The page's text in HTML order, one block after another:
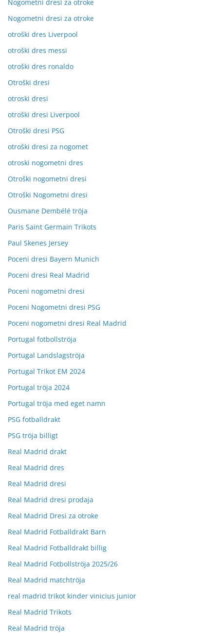
Nogometni dresi za otroke
Nogometni dresi za otroke
otroški dres Liverpool
otroški dres messi
otroški dres ronaldo
Otroški dresi
otroski dresi
otroški dresi Liverpool
Otroški dresi PSG
otroški dresi za nogomet
otroski nogometni dres
Otroški nogometni dresi
Otroški Nogometni dresi
Ousmane Dembélé tröja
Paris Saint Germain Trikots
Paul Skenes Jersey
Poceni dresi Bayern Munich
Poceni dresi Real Madrid
Poceni nogometni dresi
Poceni Nogometni dresi PSG
Poceni nogometni dresi Real Madrid
Portugal fotbollströja
Portugal Landslagströja
Portugal Trikot EM 2024
Portugal tröja 2024
Portugal tröja med eget namn
PSG fotballdrakt
PSG tröja billigt
Real Madrid drakt
Real Madrid dres
Real Madrid dresi
Real Madrid dresi prodaja
Real Madrid Dresi za otroke
Real Madrid Fotballdrakt Barn
Real Madrid Fotballdrakt billig
Real Madrid Fotbollströja 2025/26
Real Madrid matchtröja
real madrid trikot kinder vinicius junior
Real Madrid Trikots
Real Madrid tröja